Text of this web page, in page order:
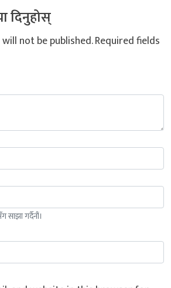
दिनुहोस्
not be published.Required fields
गर्दैनौं।